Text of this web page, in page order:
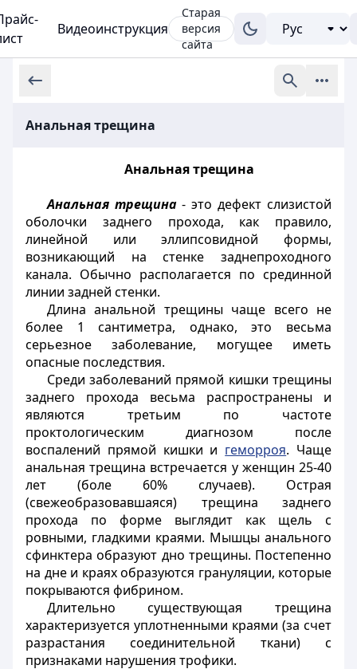
Видеоинструкция
Старая
версия
сайта
Анальная трещина
Анальная трещина
Анальная трещина- это дефект слизистой
оболочки заднего прохода, как правило,
линейной или эллипсовидной формы,
возникающий на стенке заднепроходного
канала. Обычно располагается по срединной
линии задней стенки.
Длина анальной трещины чаще всего не
более 1 сантиметра, однако, это весьма
серьезное заболевание, могущее иметь
опасные последствия.
Среди заболеваний прямой кишки трещины
заднего прохода весьма распространены и
являются третьим по частоте
проктологическим диагнозом после
воспалений прямой кишки и геморроя. Чаще
анальная трещина встречается у женщин 25-40
лет (боле 60% случаев). Острая
(свежеобразовавшаяся) трещина заднего
прохода по форме выглядит как щель с
ровными, гладкими краями. Мышцы анального
сфинктера образуют дно трещины. Постепенно
на дне и краях образуются грануляции, которые
покрываются фибрином.
Длительно существующая трещина
характеризуется уплотненными краями (за счет
разрастания соединительной ткани) с
признаками нарушения трофики.